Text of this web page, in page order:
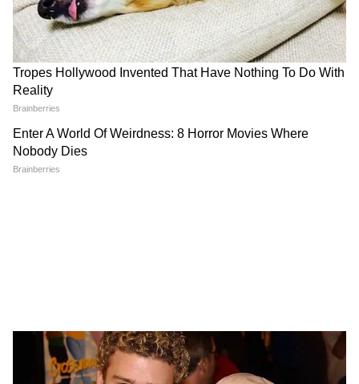
LATEST VIDEOS
CJP के अंदर हो गई कलह, Abhijeet Dipke
के ही खिलाफ हो गए कई लोग!
7 अगस्त सुबह की बड़ी खबरें: टुकड़े-टुकड़े में बंट
जाएगा पाकिस्तान, शहबाज सरकार की उड़ गई